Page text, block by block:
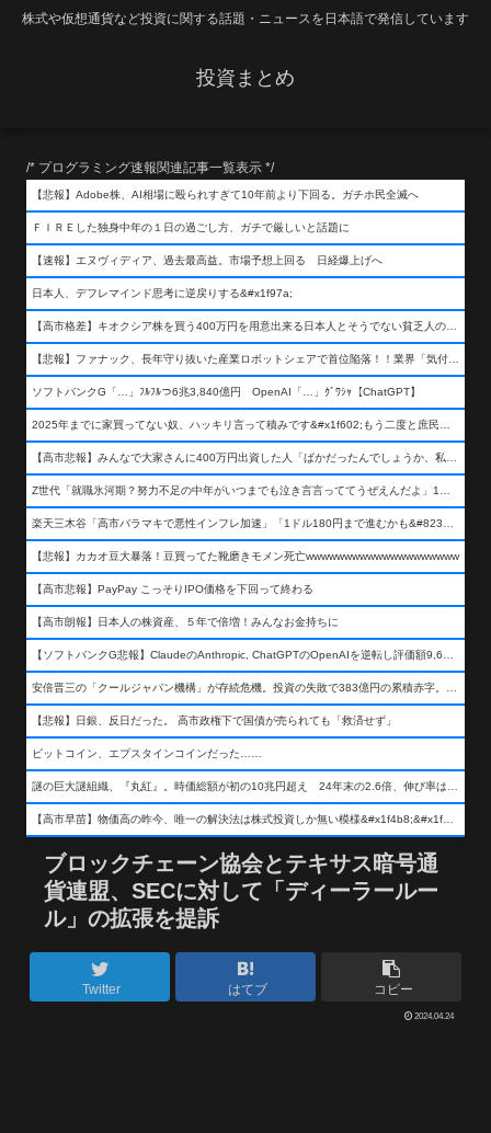
株式や仮想通貨など投資に関する話題・ニュースを日本語で発信しています
投資まとめ
/* プログラミング速報関連記事一覧表示 */
【悲報】Adobe株、AI相場に殴られすぎて10年前より下回る。ガチホ民全滅へ
ＦＩＲＥした独身中年の１日の過ごし方、ガチで厳しいと話題に
【速報】エヌヴィディア、過去最高益。市場予想上回る 日経爆上げへ
日本人、デフレマインド思考に逆戻りする&#x1f97a;
【高市格差】キオクシア株を買う400万円を用意出来る日本人とそうでない貧乏人の差が超広まるって事よ
【悲報】ファナック、長年守り抜いた産業ロボットシェアで首位陥落！！業界「気付いたら一気に抜かれていた…」
ソフトバンクG「…」ﾌﾙﾌﾙつ6兆3,840億円 OpenAI「…」ｸﾞﾜｼｬ【ChatGPT】
2025年までに家買ってない奴、ハッキリ言って積みです&#x1f602;もう二度と庶民が買える値段になりません&#x1f602;&#x1f602;&#x1f602;
【高市悲報】みんなで大家さんに400万円出資した人「ばかだったんでしょうか、私は&#x1f622;」
Z世代「就職氷河期？努力不足の中年がいつまでも泣き言言っててうぜえんだよ」1万いいね
楽天三木谷「高市バラマキで悪性インフレ加速」「1ドル180円まで進むかも&#8230;もう看過できない」
【悲報】カカオ豆大暴落！豆買ってた靴磨きモメン死亡wwwwwwwwwwwwwwwwwwww
【高市悲報】PayPay こっそりIPO価格を下回って終わる
【高市朗報】日本人の株資産、５年で倍増！みんなお金持ちに
【ソフトバンクG悲報】ClaudeのAnthropic, ChatGPTのOpenAIを逆転し評価額9,650億ドル (約154兆円) の世界一価値あるAI企業に……
安倍晋三の「クールジャパン機構」が存続危機。投資の失敗で383億円の累積赤字。2025年度決算も大赤字の可能性。責任の所在はウヤムヤ
【悲報】日銀、反日だった。 高市政権下で国債が売られても「救済せず」
ビットコイン、エプスタインコインだった……
謎の巨大謎組織、『丸紅』。時価総額が初の10兆円超え 24年末の2.6倍、伸び率は謎組織首位
【高市早苗】物価高の昨今、唯一の解決法は株式投資しか無い模様&#x1f4b8;&#x1f4b8;&#x1f4b8;
ブロックチェーン協会とテキサス暗号通
貨連盟、SECに対して「ディーラールー
ル」の拡張を提訴
Twitter はてブ コピー
2024.04.24